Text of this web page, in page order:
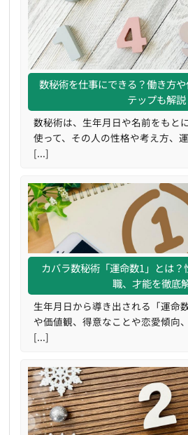
数秘術を仕事にできる？働き方
テップも解説
数秘術は、生年月日や名前をもと
使って、その人の性格や考え方、
[...]
カバラ数秘術「運命数1」とは
職、才能を徹底
生年月日から導き出される「運命
や価値観、得意なことや恋愛傾向
[...]